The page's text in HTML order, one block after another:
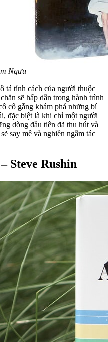
Ngưu
tả tính cách của người thuộc
sẽ hấp dẫn trong hành trình
cố gắng khám phá những bí
đặc biệt là khi chỉ một người
dòng đầu tiên đã thu hút và
say mê và nghiền ngẫm tác
Steve Rushin